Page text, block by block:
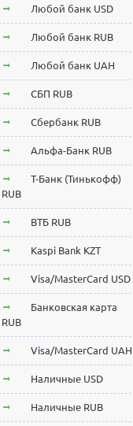
Любой банк USD
Любой банк RUB
Любой банк UAH
СБП RUB
Сбербанк RUB
Альфа-Банк RUB
Т-Банк (Тинькофф)
RUB
ВТБ RUB
Kaspi Bank KZT
Visa/MasterCard USD
Банковская карта
RUB
Visa/MasterCard UAH
Наличные USD
Наличные RUB